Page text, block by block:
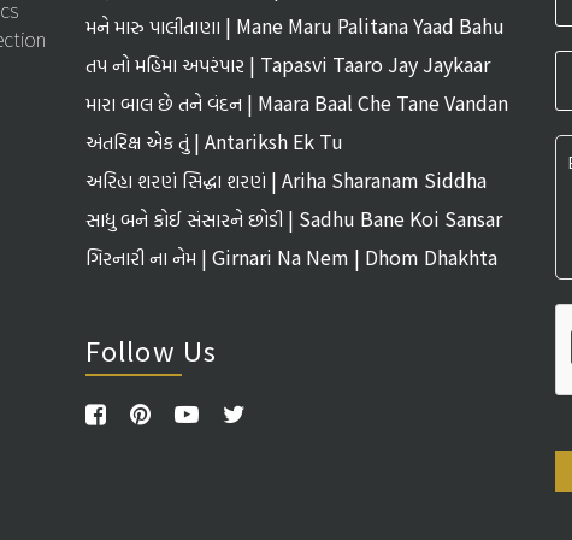
Tirth
મને મારુ પાલીતાણા | Mane Maru Palitana Yaad Bahu
તપ નો મહિમા અપરંપાર | Tapasvi Taaro Jay Jaykaar
મારા બાલ છે તને વંદન | Maara Baal Che Tane Vandan
અંતરિક્ષ એક તું | Antariksh Ek Tu
અરિહા શરણં સિદ્ધા શરણં | Ariha Sharanam Siddha
Sharanam
સાધુ બને કોઈ સંસારને છોડી | Sadhu Bane Koi Sansar
Ne Chhodi
ગિરનારી ના નેમ | Girnari Na Nem | Dhom Dhakhta
Follow Us